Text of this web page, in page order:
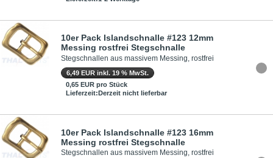
10er Pack Islandschnalle #123 12mm
Messing rostfrei Stegschnalle
Stegschnallen aus massivem Messing, rostfrei
6,49 EUR inkl. 19 % MwSt.
0,65 EUR pro Stück
Lieferzeit:Derzeit nicht lieferbar
10er Pack Islandschnalle #123 16mm
Messing rostfrei Stegschnalle
Stegschnallen aus massivem Messing, rostfrei